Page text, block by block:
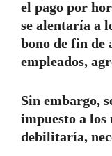
el pago por
se alentaría a
bono de fin de
empleados,
Sin embargo,
impuesto a los
debilitaría,